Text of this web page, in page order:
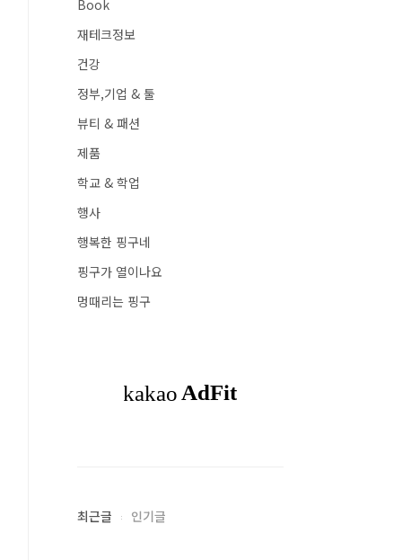
Book
재테크정보
건강
정부,기업 & 툴
뷰티 & 패션
제품
학교 & 학업
행사
행복한 핑구네
핑구가 열이나요
멍때리는 핑구
최근글 인기글